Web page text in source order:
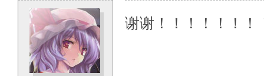
谢谢！！！！！！！